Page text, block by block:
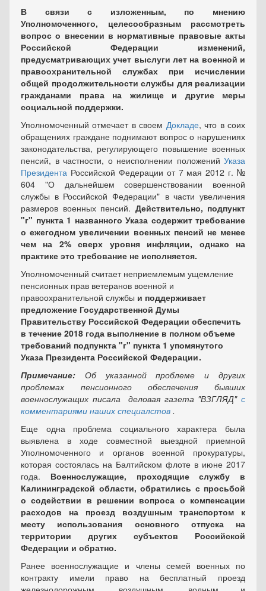
В связи с изложенным, по мнению
Уполномоченного, целесообразным рассмотреть
вопрос о внесении в нормативные правовые акты
Российской Федерации изменений,
предусматривающих учет выслуги лет на военной и
правоохранительной службах при исчислении
общей продолжительности службы для реализации
гражданами права на жилище и другие меры
социальной поддержки.
Уполномоченный отмечает в своем Докладе, что в соих
обращениях граждане поднимают вопрос о нарушениях
законодательства, регулирующего повышение военных
пенсий, в частности, о неисполнении положений Указа
Президента Российской Федерации от 7 мая 2012 г. №
604 "О дальнейшем совершенствовании военной
службы в Российской Федерации" в части увеличения
размеров военных пенсий. Действительно, подпункт
"г" пункта 1 названного Указа содержит требование
о ежегодном увеличении военных пенсий не менее
чем на 2% сверх уровня инфляции, однако на
практике это требование не исполняется.
Уполномоченный считает неприемлемым ущемление
пенсионных прав ветеранов военной и
правоохранительной службы и поддерживает
предложение Государственной Думы
Правительству Российской Федерации обеспечить
в течение 2018 года выполнение в полном объеме
требований подпункта "г" пункта 1 упомянутого
Указа Президента Российской Федерации .
Примечание:
Об указанной проблеме и других
проблемах пенсионного обеспечения бывших
военнослужащих писала деловая газета "ВЗГЛЯД" с
комментариями наших специалстов .
Еще одна проблема социального характера была
выявлена в ходе совместной выездной приемной
Уполномоченного и органов военной прокуратуры,
которая состоялась на Балтийском флоте в июне 2017
года. Военнослужащие, проходящие службу в
Калининградской области, обратились с просьбой
о содействии в решении вопроса о компенсации
расходов на проезд воздушным транспортом к
месту использования основного отпуска на
территории других субъектов Российской
Федерации и обратно.
Ранее военнослужащие и члены семей военных по
контракту имели право на бесплатный проезд